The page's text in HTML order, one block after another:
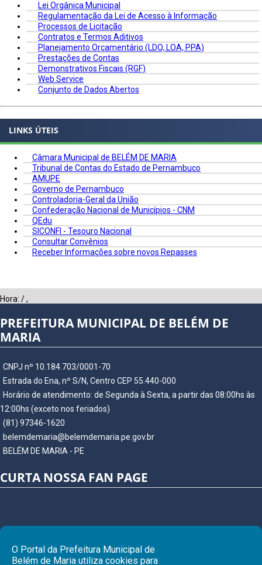
Lei Orgânica Municipal
Regulamentação da Lei de Acesso à Informação
Processos de Licitação
Contratos e Termos Aditivos
Planejamento Orçamentário (LDO, LOA, PPA)
Prestações de Contas
Demonstrativos Fiscais (RGF)
Web Service
Conjunto de Dados Abertos
LINKS ÚTEIS
Câmara Municipal de BELÉM DE MARIA
Tribunal de Contas do Estado de Pernambuco
AMUPE
Governo de Pernambuco
Controladoria-Geral da União
Confederação Nacional de Municípios - CNM
QEdu
SICONFI - Tesouro Nacional
Consultar Convênios
Receber Informações sobre novos Repasses
Hora: /,
PREFEITURA MUNICIPAL DE BELÉM DE
MARIA
CNPJ nº 10.184.703/0001-70
Estrada do Ena, nº S/N, Centro CEP 55.440-000
Horário de atendimento: de Segunda à Sexta, a partir das 08:00hs às
12:00hs (exceto nos feriados)
(81) 97346-1620
belemdemaria@belemdemaria.pe.gov.br
BELÉM DE MARIA - PE
CURTA NOSSA FAN PAGE
O Portal da Prefeitura Municipal de
Belém de Maria utiliza cookies para